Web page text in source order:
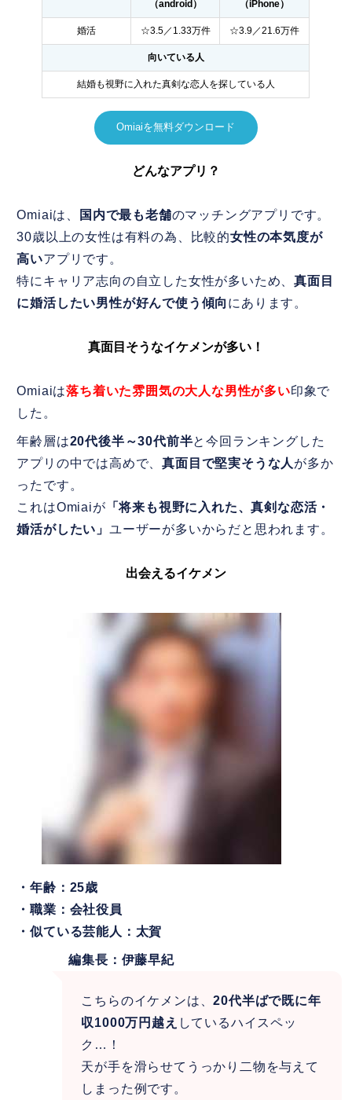
（android） （iPhone）
婚活 ☆3.5／1.33万件 ☆3.9／21.6万件
向いている人
結婚も視野に入れた真剣な恋人を探している人
Omiaiを無料ダウンロード
どんなアプリ？
Omiaiは、 国内で最も老舗のマッチングアプリです。
30歳以上の女性は有料の為、比較的女性の本気度が
高いアプリです。
特にキャリア志向の自立した女性が多いため、真面目
に婚活したい男性が好んで使う傾向 にあります。
真面目そうなイケメンが多い！
Omiaiは落ち着いた雰囲気の大人な男性が多い印象で
した。
年齢層は20代後半～30代前半と今回ランキングした
アプリの中では高めで、真面目で堅実そうな人 が多か
ったです。
これはOmiaiが 「将来も視野に入れた、真剣な恋活・
婚活がしたい」ユーザーが多いからだと思われます。
出会えるイケメン
・年齢：25歳
・職業：会社役員
・似ている芸能人：太賀
編集長：伊藤早紀
こちらのイケメンは、20代半ばで既に年
収1000万円越え しているハイスペッ
ク…！
天が手を滑らせてうっかり二物を与えて
しまった例です。